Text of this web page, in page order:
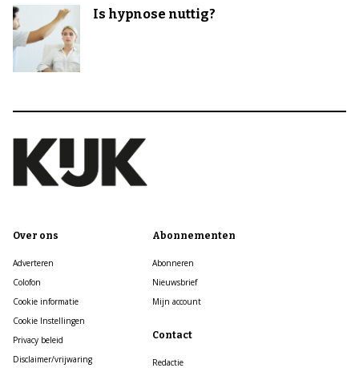
Is hypnose nuttig?
Over ons
Adverteren
Colofon
Cookie informatie
Cookie Instellingen
Privacy beleid
Disclaimer/vrijwaring
Abonnementen
Abonneren
Nieuwsbrief
Mijn account
Contact
Redactie